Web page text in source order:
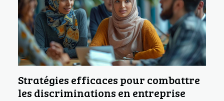
Stratégies efficaces pour combattre
les discriminations en entreprise